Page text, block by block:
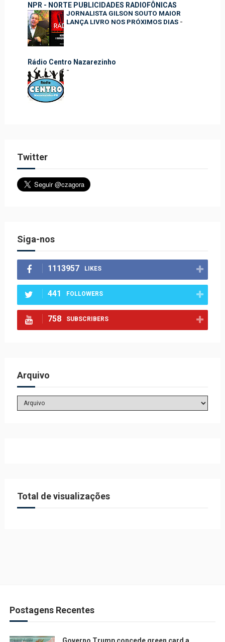
NPR - NORTE PUBLICIDADES RADIOFÔNICAS
JORNALISTA GILSON SOUTO MAIOR
LANÇA LIVRO NOS PRÓXIMOS DIAS -
Rádio Centro Nazarezinho
-
Twitter
Siga-nos
1113957 LIKES
441 FOLLOWERS
758 SUBSCRIBERS
Arquivo
Total de visualizações
Postagens Recentes